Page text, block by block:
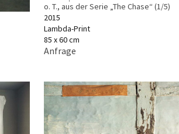
o. T., aus der Serie „The Chase“ (1/5)
2015
Lambda-Print
85 x 60 cm
Anfrage